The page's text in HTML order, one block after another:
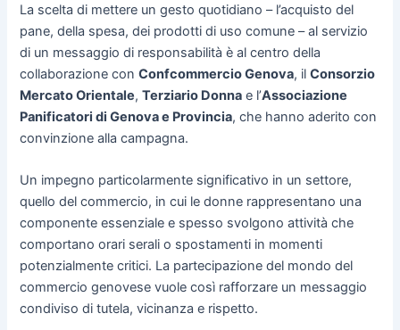
La scelta di mettere un gesto quotidiano – l’acquisto del
pane, della spesa, dei prodotti di uso comune – al servizio
di un messaggio di responsabilità è al centro della
collaborazione conConfcommercio Genova, ilConsorzio
Mercato Orientale,Terziario Donna e l’Associazione
Panificatori di Genova e Provincia, che hanno aderito con
convinzione alla campagna.
Un impegno particolarmente significativo in un settore,
quello del commercio, in cui le donne rappresentano una
componente essenziale e spesso svolgono attività che
comportano orari serali o spostamenti in momenti
potenzialmente critici. La partecipazione del mondo del
commercio genovese vuole così rafforzare un messaggio
condiviso di tutela, vicinanza e rispetto.